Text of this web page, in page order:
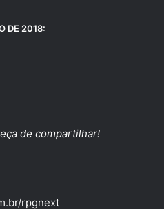
DE 2018:
de compartilhar!
rpgnext